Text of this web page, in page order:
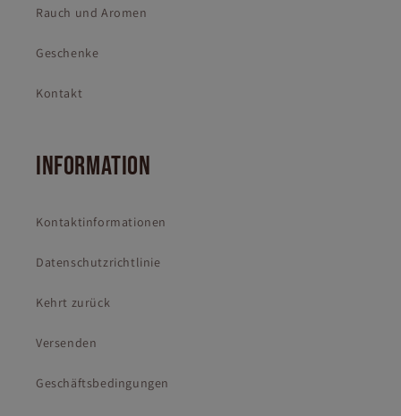
Rauch und Aromen
Geschenke
Kontakt
INFORMATION
Kontaktinformationen
Datenschutzrichtlinie
Kehrt zurück
Versenden
Geschäftsbedingungen